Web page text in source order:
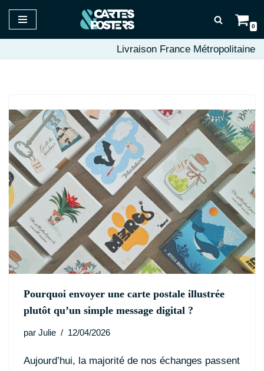
Aller
0
Livraison France Métropolitaine
Pourquoi envoyer une carte postale illustrée
plutôt qu’un simple message digital ?
par Julie 12/04/2026
Aujourd’hui, la majorité de nos échanges passent